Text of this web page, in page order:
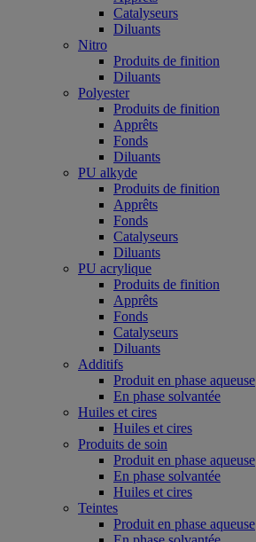
Catalyseurs
Diluants
Nitro
Produits de finition
Diluants
Polyester
Produits de finition
Apprêts
Fonds
Diluants
PU alkyde
Produits de finition
Apprêts
Fonds
Catalyseurs
Diluants
PU acrylique
Produits de finition
Apprêts
Fonds
Catalyseurs
Diluants
Additifs
Produit en phase aqueuse
En phase solvantée
Huiles et cires
Huiles et cires
Produits de soin
Produit en phase aqueuse
En phase solvantée
Huiles et cires
Teintes
Produit en phase aqueuse